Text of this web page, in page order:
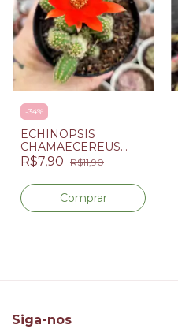
-34%
ECHINOPSIS
CHAMAECEREUS
"CACTO AMENDOIM"
(PT 9) FLOR
VERMELHA
R$7,90 R$11,90
Siga-nos